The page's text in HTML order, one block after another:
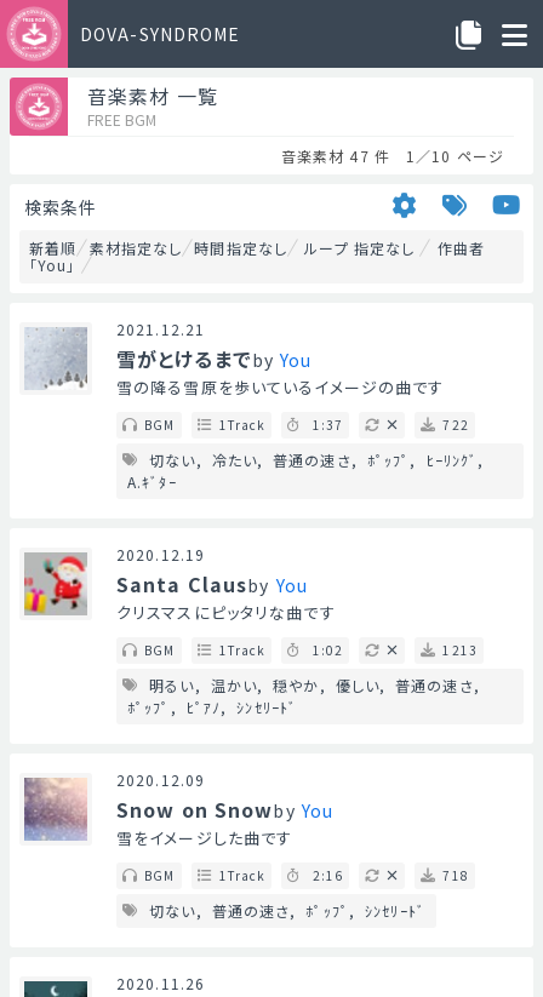
DOVA-SYNDROME
音楽素材 一覧
FREE BGM
音楽素材 47 件 1／10 ページ
検索条件
新着順 素材指定なし 時間指定なし ループ 指定なし
作曲者
「You」
2021.12.21
雪がとけるまでby You
雪の降る雪原を歩いているイメージの曲です
BGM 1Track 1:37 722
切ない 冷たい 普通の速さ ﾎﾟｯﾌﾟ
ﾋｰﾘﾝｸﾞ
A.ｷﾞﾀｰ
2020.12.19
Santa Clausby You
クリスマスにピッタリな曲です
BGM 1Track 1:02 1213
明るい 温かい 穏やか 優しい
普通の速さ
ﾎﾟｯﾌﾟ
ﾋﾟｱﾉ ｼﾝｾﾘｰﾄﾞ
2020.12.09
Snow on Snowby You
雪をイメージした曲です
BGM 1Track 2:16 718
切ない 普通の速さ ﾎﾟｯﾌﾟ ｼﾝｾﾘｰﾄﾞ
2020.11.26